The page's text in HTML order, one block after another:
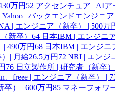
万円 52 アクセンチュア | AIア
Yahoo | バックエンドエンジニ
| エンジニア（新卒） | 500万
新卒） 64 日本IBM | エンジニ
490万円68 日本IBM | エンジニ
| 月給26.5万円 72 NRI | エンジ
76 日立製作所 | 研究者（新卒
、freee | エンジニア（新卒） |
卒） | 600万円85 マネーフォワ